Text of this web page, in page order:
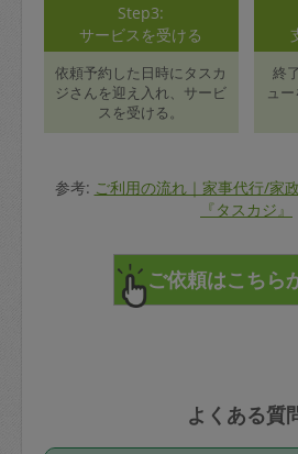
Step3:
サービスを受ける
依頼予約した日時にタスカ
ジさんを迎え入れ、サービ
スを受ける。
終
ュ
参考: ご利用の流れ｜家事代行/家
『タスカジ』
よくある質